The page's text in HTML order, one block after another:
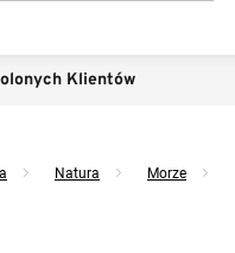
Klientów
Natura Morze